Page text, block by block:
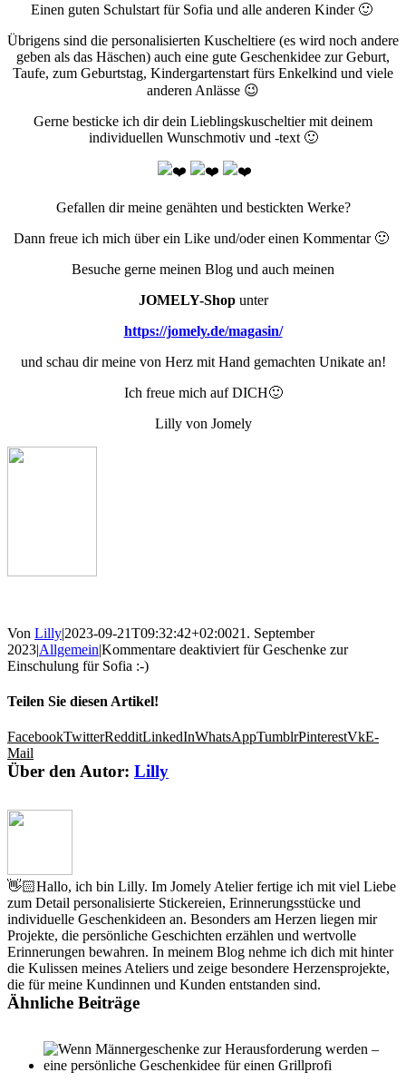
Einen guten Schulstart für Sofia und alle anderen Kinder 🙂
Übrigens sind die personalisierten Kuscheltiere (es wird noch andere
geben als das Häschen) auch eine gute Geschenkidee zur Geburt,
Taufe, zum Geburtstag, Kindergartenstart fürs Enkelkind und viele
anderen Anlässe 😉
Gerne besticke ich dir dein Lieblingskuscheltier mit deinem
individuellen Wunschmotiv und -text 🙂
Gefallen dir meine genähten und bestickten Werke?
Dann freue ich mich über ein Like und/oder einen Kommentar 🙂
Besuche gerne meinen Blog und auch meinen
JOMELY-Shopunter
https://jomely.de/magasin/
und schau dir meine von Herz mit Hand gemachten Unikate an!
Ich freue mich auf DICH🙂
Lilly von Jomely
Von Lilly|2023-09-21T09:32:42+02:0021. September
2023|Allgemein|Kommentare deaktiviert für Geschenke zur
Einschulung für Sofia :-)
Teilen Sie diesen Artikel!
FacebookTwitterRedditLinkedInWhatsAppTumblrPinterestVkE-
Mail
Über den Autor: Lilly
👋🏻Hallo, ich bin Lilly. Im Jomely Atelier fertige ich mit viel Liebe
zum Detail personalisierte Stickereien, Erinnerungsstücke und
individuelle Geschenkideen an. Besonders am Herzen liegen mir
Projekte, die persönliche Geschichten erzählen und wertvolle
Erinnerungen bewahren. In meinem Blog nehme ich dich mit hinter
die Kulissen meines Ateliers und zeige besondere Herzensprojekte,
die für meine Kundinnen und Kunden entstanden sind.
Ähnliche Beiträge